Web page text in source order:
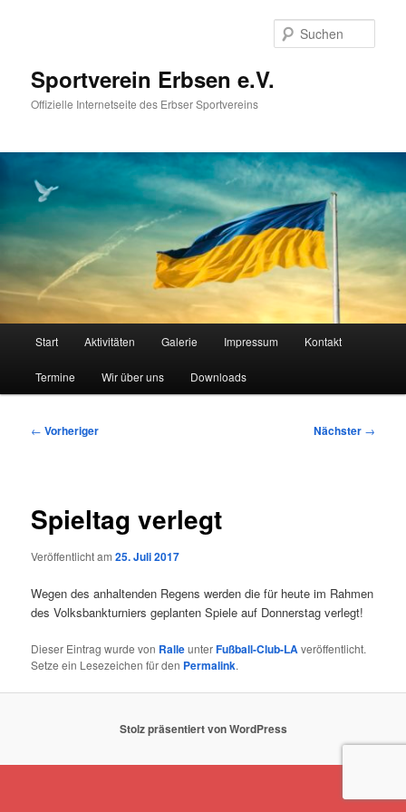
Sportverein Erbsen e.V.
Offizielle Internetseite des Erbser Sportvereins
Start Aktivitäten Galerie Impressum Kontakt
Termine Wir über uns Downloads
Beitragsnavigation
← Vorheriger Nächster →
Spieltag verlegt
Veröffentlicht am25. Juli 2017
Wegen des anhaltenden Regens werden die für heute im Rahmen
des Volksbankturniers geplanten Spiele auf Donnerstag verlegt!
Dieser Eintrag wurde von RalleunterFußball-Club-LAveröffentlicht.
Setze ein Lesezeichen für den Permalink.
Stolz präsentiert von WordPress